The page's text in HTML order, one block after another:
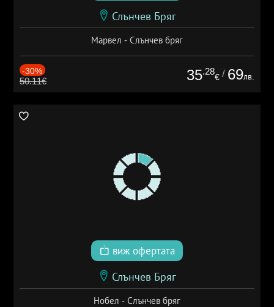
Слънчев Бряг
Марвел - Слънчев бряг
-30%
50.11€ 35.28
€ / 69лв.
виж офертата
Слънчев Бряг
Нобел - Слънчев бряг